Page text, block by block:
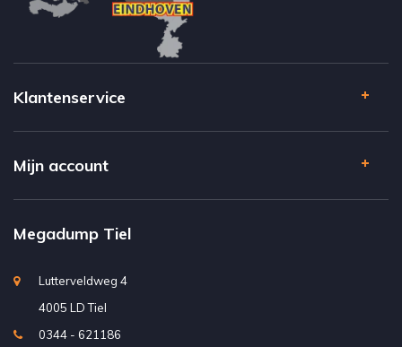
Klantenservice
Mijn account
Megadump Tiel
Lutterveldweg 4
4005 LD Tiel
0344 - 621186